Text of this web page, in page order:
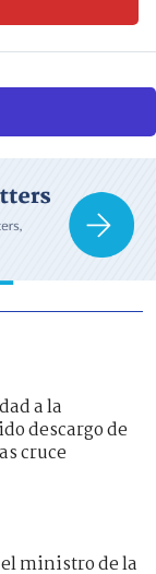
a la
descargo de
cruce
ministro de la